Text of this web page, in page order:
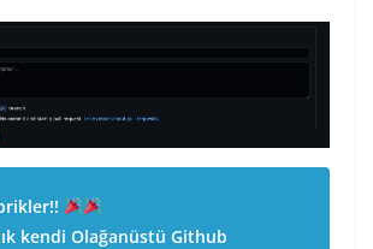
kendi Olağanüstü Github